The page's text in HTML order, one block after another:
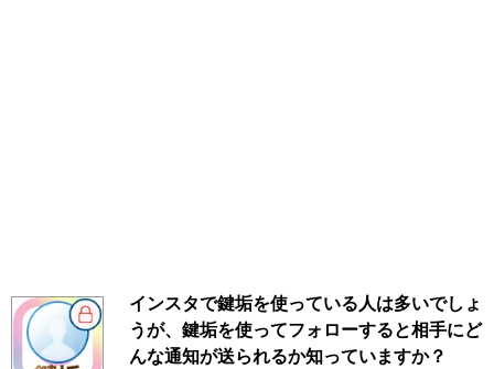
インスタで鍵垢を使っている人は多いでしょ
うが、鍵垢を使ってフォローすると相手にど
んな通知が送られるか知っていますか？